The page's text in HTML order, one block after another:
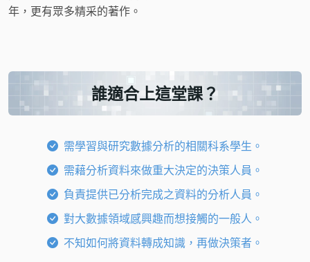
年，更有眾多精采的著作。
誰適合上這堂課？
需學習與研究數據分析的相關科系學生。
需藉分析資料來做重大決定的決策人員。
負責提供已分析完成之資料的分析人員。
對大數據領域感興趣而想接觸的一般人。
不知如何將資料轉成知識，再做決策者。